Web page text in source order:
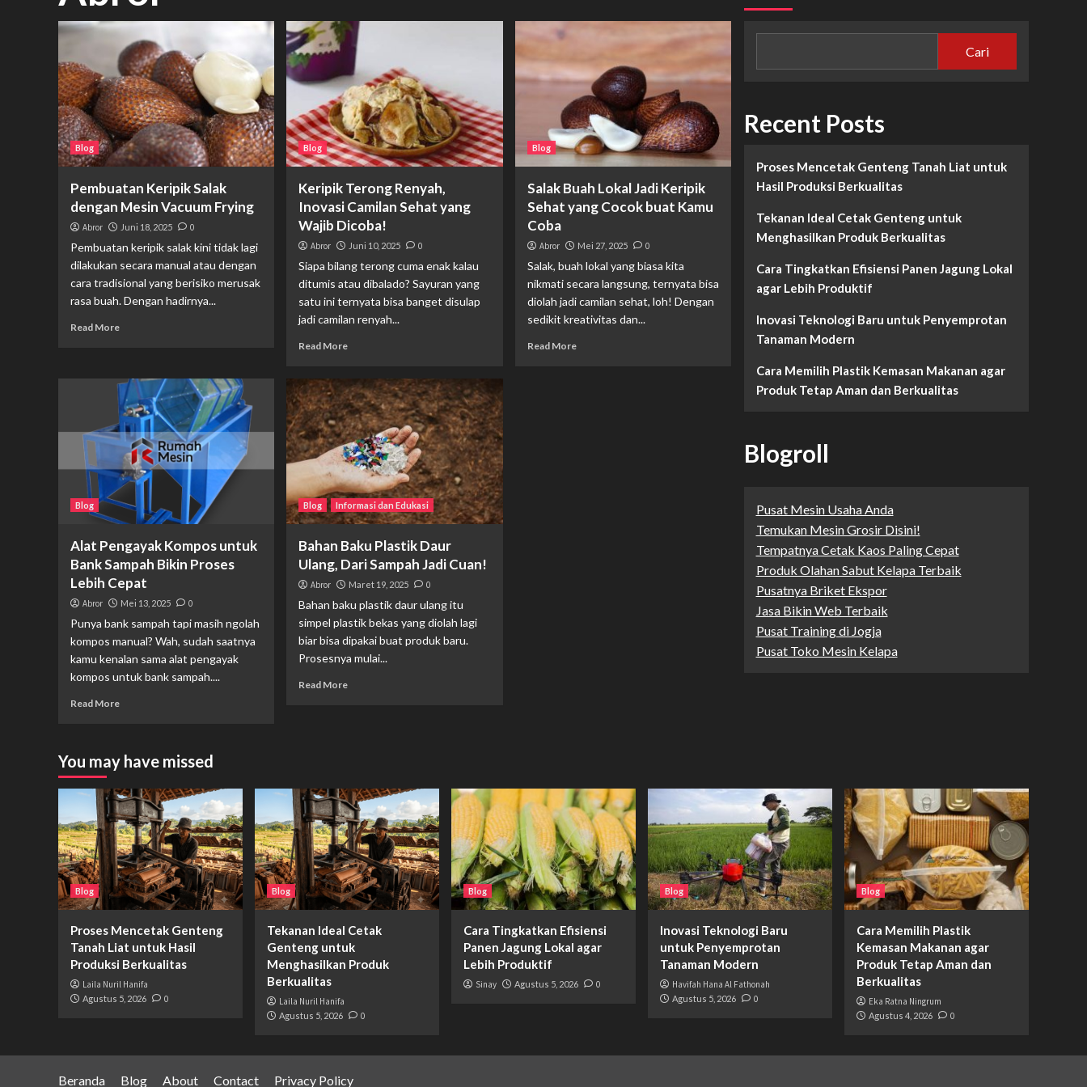
Blog
Pembuatan Keripik Salak
dengan Mesin Vacuum Frying
Abror Juni 18, 2025 0
Pembuatan keripik salak kini tidak lagi
dilakukan secara manual atau dengan
cara tradisional yang berisiko merusak
rasa buah. Dengan hadirnya...
Read More
Blog
Keripik Terong Renyah,
Inovasi Camilan Sehat yang
Wajib Dicoba!
Abror Juni 10, 2025 0
Siapa bilang terong cuma enak kalau
ditumis atau dibalado? Sayuran yang
satu ini ternyata bisa banget disulap
jadi camilan renyah...
Read More
Blog
Salak Buah Lokal Jadi Keripik
Sehat yang Cocok buat Kamu
Coba
Abror Mei 27, 2025 0
Salak, buah lokal yang biasa kita
nikmati secara langsung, ternyata bisa
diolah jadi camilan sehat, loh! Dengan
sedikit kreativitas dan...
Read More
Blog
Alat Pengayak Kompos untuk
Bank Sampah Bikin Proses
Lebih Cepat
Abror Mei 13, 2025 0
Punya bank sampah tapi masih ngolah
kompos manual? Wah, sudah saatnya
kamu kenalan sama alat pengayak
kompos untuk bank sampah....
Read More
Blog Informasi dan Edukasi
Bahan Baku Plastik Daur
Ulang, Dari Sampah Jadi Cuan!
Abror Maret 19, 2025 0
Bahan baku plastik daur ulang itu
simpel plastik bekas yang diolah lagi
biar bisa dipakai buat produk baru.
Prosesnya mulai...
Read More
Cari
Recent Posts
Proses Mencetak Genteng Tanah Liat untuk
Hasil Produksi Berkualitas
Tekanan Ideal Cetak Genteng untuk
Menghasilkan Produk Berkualitas
Cara Tingkatkan Efisiensi Panen Jagung Lokal
agar Lebih Produktif
Inovasi Teknologi Baru untuk Penyemprotan
Tanaman Modern
Cara Memilih Plastik Kemasan Makanan agar
Produk Tetap Aman dan Berkualitas
Blogroll
Pusat Mesin Usaha Anda
Temukan Mesin Grosir Disini!
Tempatnya Cetak Kaos Paling Cepat
Produk Olahan Sabut Kelapa Terbaik
Pusatnya Briket Ekspor
Jasa Bikin Web Terbaik
Pusat Training di Jogja
Pusat Toko Mesin Kelapa
You may have missed
Blog
Proses Mencetak Genteng
Tanah Liat untuk Hasil
Produksi Berkualitas
Laila Nuril Hanifa
Agustus 5, 2026 0
Blog
Tekanan Ideal Cetak
Genteng untuk
Menghasilkan Produk
Berkualitas
Laila Nuril Hanifa
Agustus 5, 2026 0
Blog
Cara Tingkatkan Efisiensi
Panen Jagung Lokal agar
Lebih Produktif
Sinay Agustus 5, 2026 0
Blog
Inovasi Teknologi Baru
untuk Penyemprotan
Tanaman Modern
Havifah Hana Al Fathonah
Agustus 5, 2026 0
Blog
Cara Memilih Plastik
Kemasan Makanan agar
Produk Tetap Aman dan
Berkualitas
Eka Ratna Ningrum
Agustus 4, 2026 0
Beranda Blog About Contact Privacy Policy